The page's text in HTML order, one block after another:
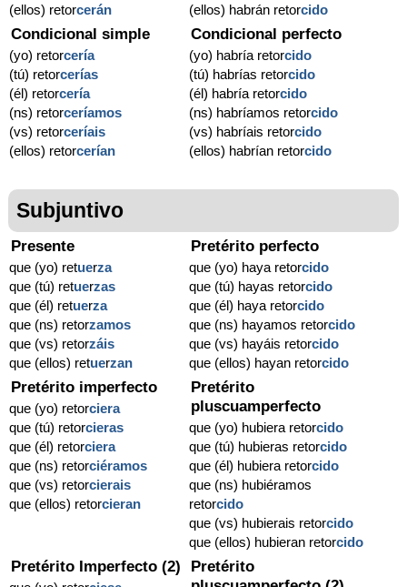
(ellos) retorcerán
(ellos) habrán retorcido
Condicional simple
(yo) retorcería
(tú) retorcerías
(él) retorcería
(ns) retorceríamos
(vs) retorceríais
(ellos) retorcerían
Condicional perfecto
(yo) habría retorcido
(tú) habrías retorcido
(él) habría retorcido
(ns) habríamos retorcido
(vs) habríais retorcido
(ellos) habrían retorcido
Subjuntivo
Presente
que (yo) retuerza
que (tú) retuerzas
que (él) retuerza
que (ns) retorzamos
que (vs) retorzáis
que (ellos) retuerzan
Pretérito perfecto
que (yo) haya retorcido
que (tú) hayas retorcido
que (él) haya retorcido
que (ns) hayamos retorcido
que (vs) hayáis retorcido
que (ellos) hayan retorcido
Pretérito imperfecto
que (yo) retorciera
que (tú) retorcieras
que (él) retorciera
que (ns) retorciéramos
que (vs) retorcierais
que (ellos) retorcieran
Pretérito
pluscuamperfecto
que (yo) hubiera retorcido
que (tú) hubieras retorcido
que (él) hubiera retorcido
que (ns) hubiéramos
retorcido
que (vs) hubierais retorcido
que (ellos) hubieran retorcido
Pretérito Imperfecto (2)
Pretérito